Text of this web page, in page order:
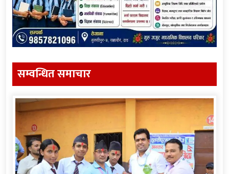
सम्वन्धित समाचार